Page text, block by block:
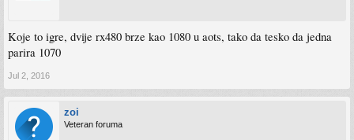
Koje to igre, dvije rx480 brze kao 1080 u aots, tako da tesko da jedna
parira 1070
Jul 2, 2016
zoi
Veteran foruma